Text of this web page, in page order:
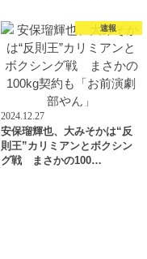
速報
2024.12.27
安保瑠輝也、大みそかは“反
則王”カリミアンとボクシン
グ戦 まさかの100…